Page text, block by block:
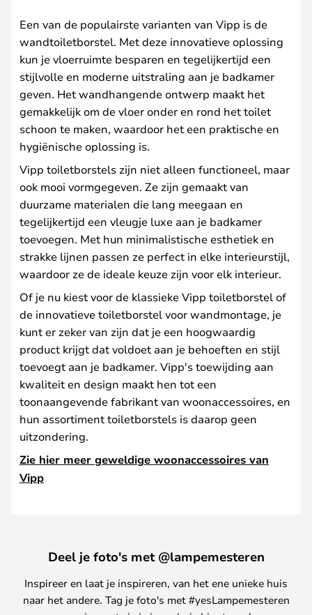
Een van de populairste varianten van Vipp is de
wandtoiletborstel. Met deze innovatieve oplossing
kun je vloerruimte besparen en tegelijkertijd een
stijlvolle en moderne uitstraling aan je badkamer
geven. Het wandhangende ontwerp maakt het
gemakkelijk om de vloer onder en rond het toilet
schoon te maken, waardoor het een praktische en
hygiënische oplossing is.
Vipp toiletborstels zijn niet alleen functioneel, maar
ook mooi vormgegeven. Ze zijn gemaakt van
duurzame materialen die lang meegaan en
tegelijkertijd een vleugje luxe aan je badkamer
toevoegen. Met hun minimalistische esthetiek en
strakke lijnen passen ze perfect in elke interieurstijl,
waardoor ze de ideale keuze zijn voor elk interieur.
Of je nu kiest voor de klassieke Vipp toiletborstel of
de innovatieve toiletborstel voor wandmontage, je
kunt er zeker van zijn dat je een hoogwaardig
product krijgt dat voldoet aan je behoeften en stijl
toevoegt aan je badkamer. Vipp's toewijding aan
kwaliteit en design maakt hen tot een
toonaangevende fabrikant van woonaccessoires, en
hun assortiment toiletborstels is daarop geen
uitzondering.
Zie hier meer geweldige woonaccessoires van
Vipp
Deel je foto's met @lampemesteren
Inspireer en laat je inspireren, van het ene unieke huis
naar het andere. Tag je foto's met #yesLampemesteren